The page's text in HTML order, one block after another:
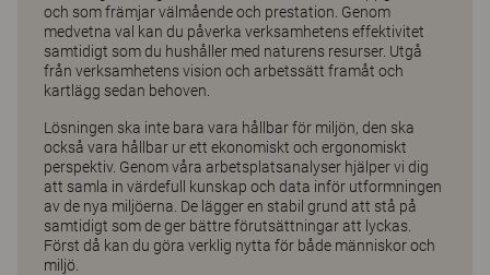
och som främjar välmående och prestation. Genom
medvetna val kan du påverka verksamhetens effektivitet
samtidigt som du hushåller med naturens resurser. Utgå
från verksamhetens vision och arbetssätt framåt och
kartlägg sedan behoven.
Lösningen ska inte bara vara hållbar för miljön, den ska
också vara hållbar ur ett ekonomiskt och ergonomiskt
perspektiv. Genom våra arbetsplatsanalyser hjälper vi dig
att samla in värdefull kunskap och data inför utformningen
av de nya miljöerna. De lägger en stabil grund att stå på
samtidigt som de ger bättre förutsättningar att lyckas.
Först då kan du göra verklig nytta för både människor och
miljö.